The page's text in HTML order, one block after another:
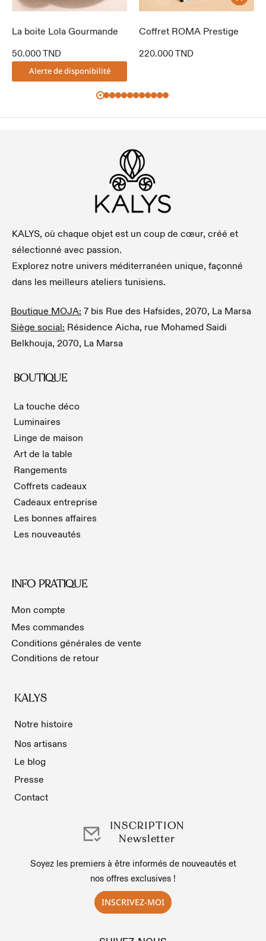
La boite Lola Gourmande
50.000TND
Alerte de disponibilité
Coffret ROMA Prestige
220.000TND
KALYS, où chaque objet est un coup de cœur, créé et
sélectionné avec passion.
Explorez notre univers méditerranéen unique, façonné
dans les meilleurs ateliers tunisiens.
Boutique MOJA: 7 bis Rue des Hafsides, 2070, La Marsa
Siège social: Résidence Aicha, rue Mohamed Saidi
Belkhouja, 2070, La Marsa
BOUTIQUE
La touche déco
Luminaires
Linge de maison
Art de la table
Rangements
Coffrets cadeaux
Cadeaux entreprise
Les bonnes affaires
Les nouveautés
INFO PRATIQUE
Mon compte
Mes commandes
Conditions générales de vente
Conditions de retour
KALYS
Notre histoire
Nos artisans
Le blog
Presse
Contact
INSCRIPTION
Newsletter
Soyez les premiers à être informés de nouveautés et
nos offres exclusives !
INSCRIVEZ-MOI